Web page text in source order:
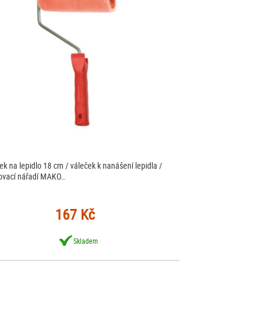
na lepidlo 18 cm / váleček k nanášení lepidla /
nářadí MAKO…
167 Kč
Skladem